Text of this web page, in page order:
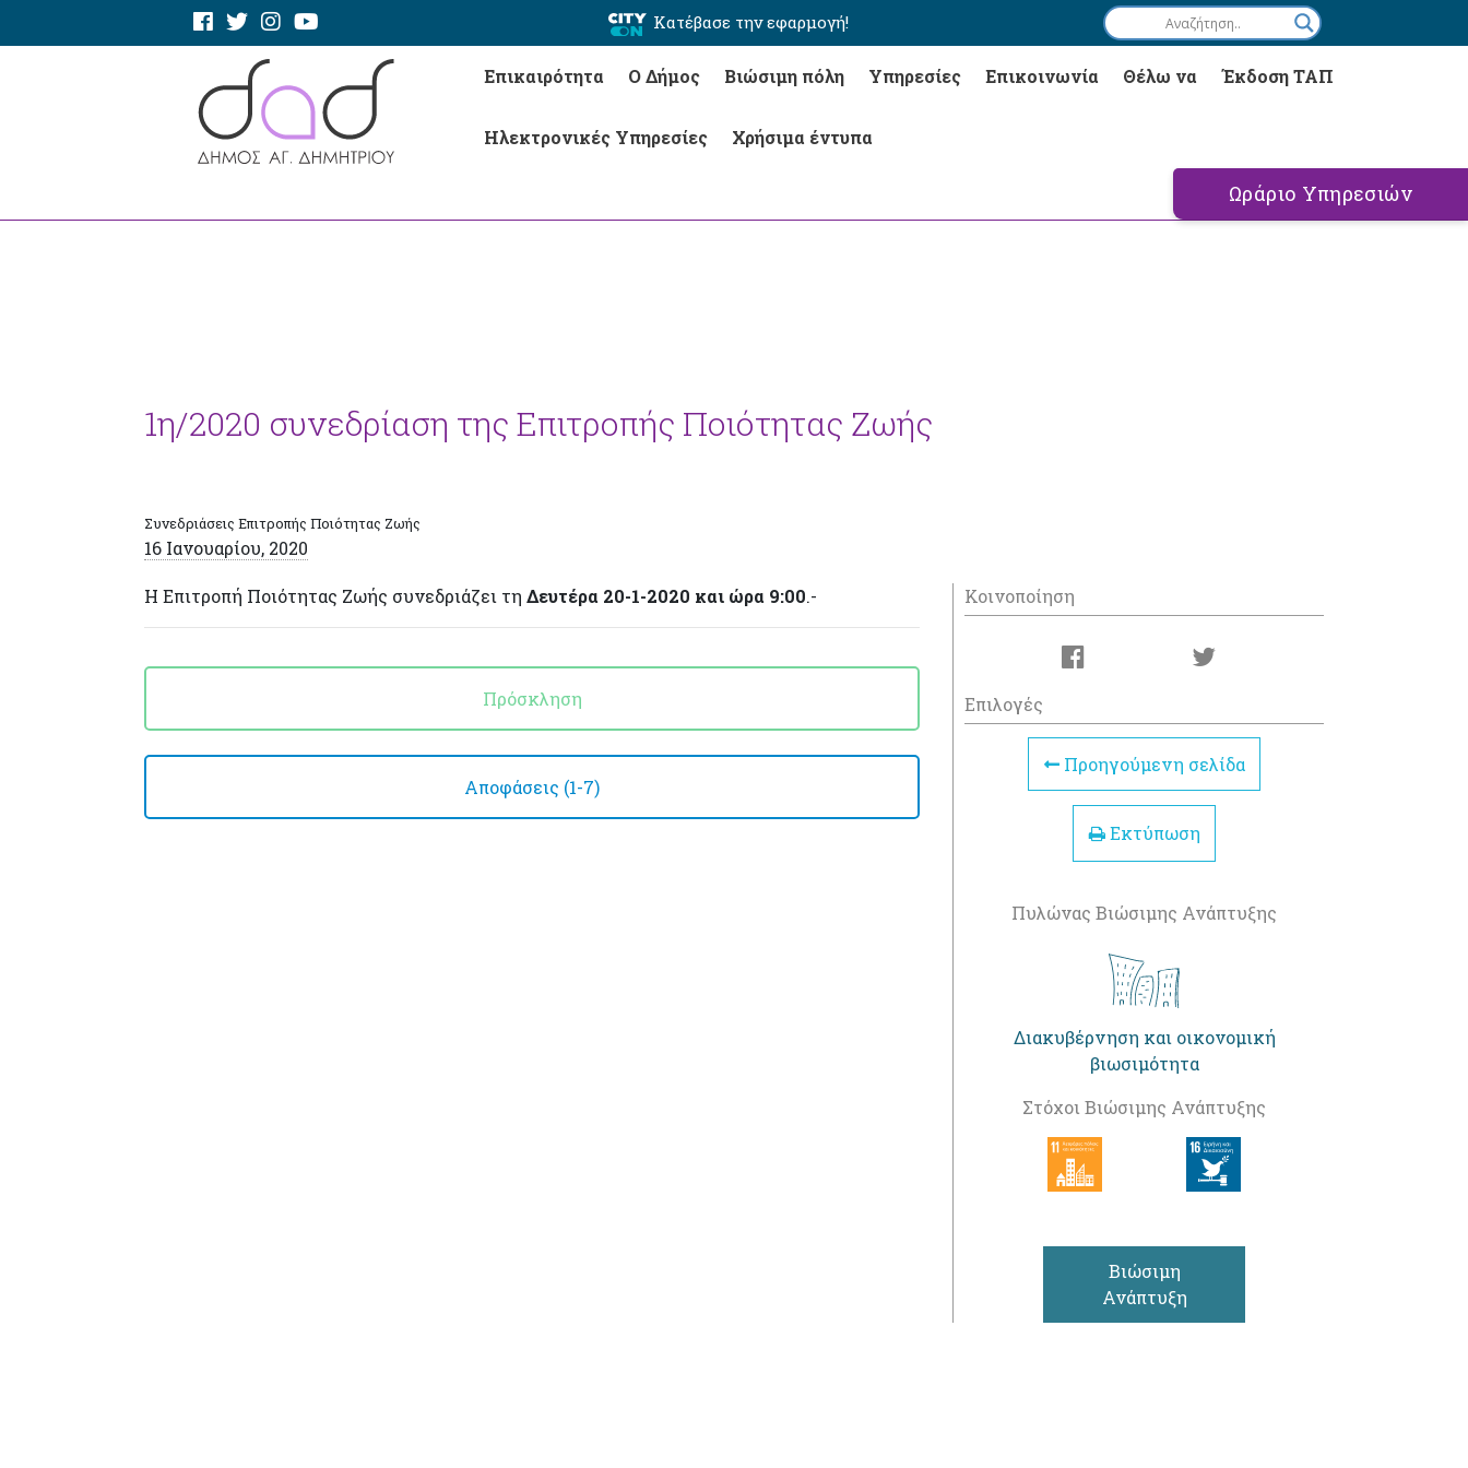
Κατέβασε την εφαρμογή!
Επικαιρότητα Ο Δήμος Βιώσιμη πόλη Υπηρεσίες Επικοινωνία Θέλω να Έκδοση ΤΑΠ
Ηλεκτρονικές Υπηρεσίες Χρήσιμα έντυπα
Ωράριο Υπηρεσιών
1η/2020 συνεδρίαση της Επιτροπής Ποιότητας Ζωής
Συνεδριάσεις Επιτροπής Ποιότητας Ζωής
16 Ιανουαρίου, 2020
Η Επιτροπή Ποιότητας Ζωής συνεδριάζει τη Δευτέρα 20-1-2020 και ώρα 9:00.-
Πρόσκληση
Αποφάσεις (1-7)
Κοινοποίηση
Επιλογές
Προηγούμενη σελίδα
Εκτύπωση
Πυλώνας Βιώσιμης Ανάπτυξης
Διακυβέρνηση και οικονομική
βιωσιμότητα
Στόχοι Βιώσιμης Ανάπτυξης
Βιώσιμη
Ανάπτυξη